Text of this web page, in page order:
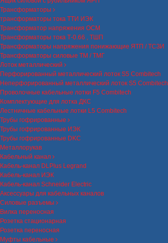
Трансформаторы
трансформаторы тока ТТИ ИЭК
Трансформатор напряжения ОСМ
Трансформаторы тока Т-0.66 , ТШП
Трансформаторы напряжения понижающие ЯТП / ТСЗИ
Трансформаторы силовые ТМ / ТМГ
Лоток металлический
Перфорированный металлический лоток S5 Combitech
Неперфорированный металлический лоток S5 Combitech
Проволочные кабельные лотки F5 Combitech
Комплектующие для лотка ДКС
Лестничные кабельные лотки L5 Combitech
Трубы гофрированные
Трубы гофрированные ИЭК
Трубы гофрированные DKC
Металлорукав
Кабельный канал
Кабель-канал DLPlus Legrand
Кабель-канал ИЭК
Кабель-канал Schneider Electric
Аксессуары для кабельных каналов
Силовые разъемы
Вилка переносная
Розетка стационарная
Розетка переносная
Муфты кабельные